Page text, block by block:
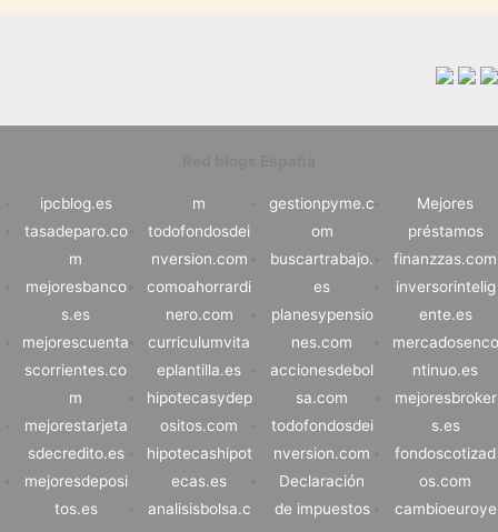
ipcblog.es
tasadeparo.co
m
mejoresbanco
s.es
mejorescuenta
scorrientes.co
m
mejorestarjeta
sdecredito.es
mejoresdeposi
tos.es
m
todofondosdei
nversion.com
comoahorrardi
nero.com
curriculumvita
eplantilla.es
hipotecasydep
ositos.com
hipotecashipot
ecas.es
analisisbolsa.c
gestionpyme.c
om
buscartrabajo.
es
planesypensio
nes.com
accionesdebol
sa.com
todofondosdei
nversion.com
Declaración
de impuestos
Mejores
préstamos
finanzzas.com
inversorintelig
ente.es
mercadosenco
ntinuo.es
mejoresbroker
s.es
fondoscotizad
os.com
cambioeuroye